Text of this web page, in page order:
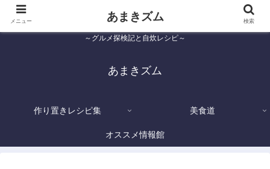
～グルメ探検記と自炊レシピ～
あまきズム
作り置きレシピ集 美食道
オススメ情報館
メニュー あまきズム 検索